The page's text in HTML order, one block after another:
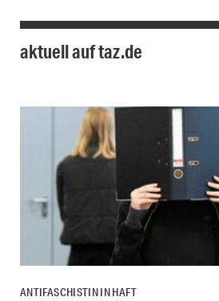
aktuell auf taz.de
ANTIFASCHISTIN IN HAFT